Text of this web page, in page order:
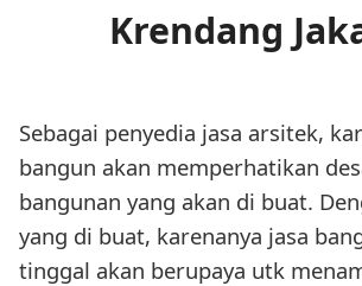
Krendang
Sebagai penyedia jasa arsitek,
bangun akan memperhatikan
bangunan yang akan di buat.
yang di buat, karenanya jasa
tinggal akan berupaya utk